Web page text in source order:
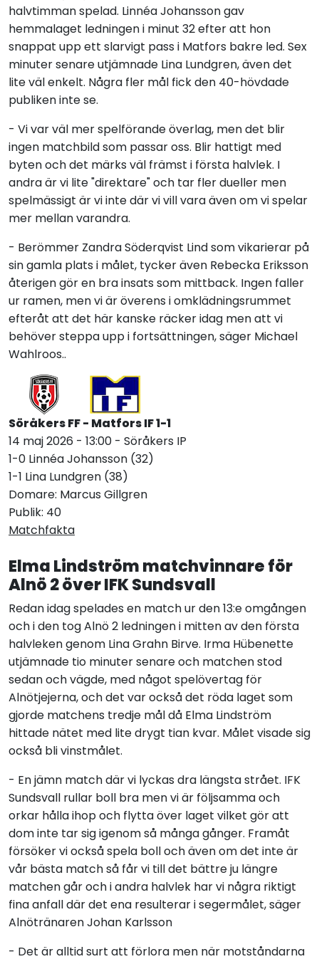
halvtimman spelad. Linnéa Johansson gav
hemmalaget ledningen i minut 32 efter att hon
snappat upp ett slarvigt pass i Matfors bakre led. Sex
minuter senare utjämnade Lina Lundgren, även det
lite väl enkelt. Några fler mål fick den 40-hövdade
publiken inte se.
- Vi var väl mer spelförande överlag, men det blir
ingen matchbild som passar oss. Blir hattigt med
byten och det märks väl främst i första halvlek. I
andra är vi lite "direktare" och tar fler dueller men
spelmässigt är vi inte där vi vill vara även om vi spelar
mer mellan varandra.
- Berömmer Zandra Söderqvist Lind som vikarierar på
sin gamla plats i målet, tycker även Rebecka Eriksson
återigen gör en bra insats som mittback. Ingen faller
ur ramen, men vi är överens i omklädningsrummet
efteråt att det här kanske räcker idag men att vi
behöver steppa upp i fortsättningen, säger Michael
Wahlroos..
Söråkers FF - Matfors IF 1-1
14 maj 2026 - 13:00 - Söråkers IP
1-0 Linnéa Johansson (32)
1-1 Lina Lundgren (38)
Domare: Marcus Gillgren
Publik: 40
Matchfakta
Elma Lindström matchvinnare för
Alnö 2 över IFK Sundsvall
Redan idag spelades en match ur den 13:e omgången
och i den tog Alnö 2 ledningen i mitten av den första
halvleken genom Lina Grahn Birve. Irma Hübenette
utjämnade tio minuter senare och matchen stod
sedan och vägde, med något spelövertag för
Alnötjejerna, och det var också det röda laget som
gjorde matchens tredje mål då Elma Lindström
hittade nätet med lite drygt tian kvar. Målet visade sig
också bli vinstmålet.
- En jämn match där vi lyckas dra längsta strået. IFK
Sundsvall rullar boll bra men vi är följsamma och
orkar hålla ihop och flytta över laget vilket gör att
dom inte tar sig igenom så många gånger. Framåt
försöker vi också spela boll och även om det inte är
vår bästa match så får vi till det bättre ju längre
matchen går och i andra halvlek har vi några riktigt
fina anfall där det ena resulterar i segermålet, säger
Alnötränaren Johan Karlsson
- Det är alltid surt att förlora men när motståndarna